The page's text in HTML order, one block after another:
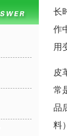
长
作
用
皮
常
品
料